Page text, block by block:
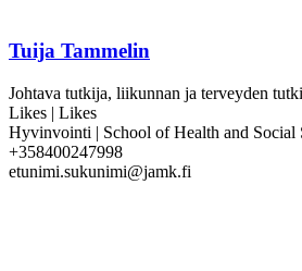
Tuija Tammelin
Johtava tutkija, liikunnan ja terveyden
Likes | Likes
Hyvinvointi | School of Health and Social
+358400247998
etunimi.sukunimi@jamk.fi